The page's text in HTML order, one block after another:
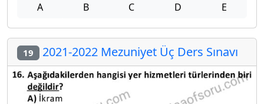
A B C D E
19 2021-2022 Mezuniyet Üç Ders Sınavı